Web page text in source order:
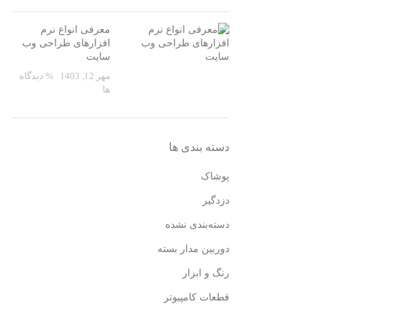
معرفی انواع نرم
افزارهای طراحی وب
سایت
مهر 12, 1403
% دیدگاه
ها
دسته بندی ها
پوشاک
دزدگیر
دسته‌بندی نشده
دوربین مدار بسته
رنگ و ابزار
قطعات کامپیوتر